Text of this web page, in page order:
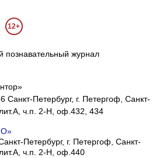
12+
журнал
Санкт-Петербург, г. Петергоф, Санкт-
ч.п. 2-Н, оф.432, 434
Петербург, г. Петергоф, Санкт-
ч.п. 2-Н, оф.440